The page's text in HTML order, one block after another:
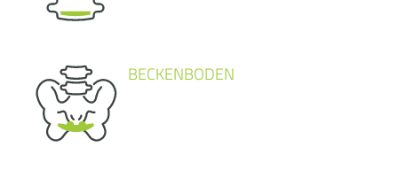
BECKENBODEN